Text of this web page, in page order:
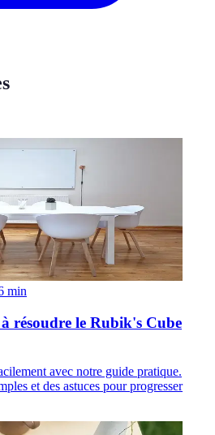
min
résoudre le Rubik's Cube
avec notre guide pratique.
et des astuces pour progresser